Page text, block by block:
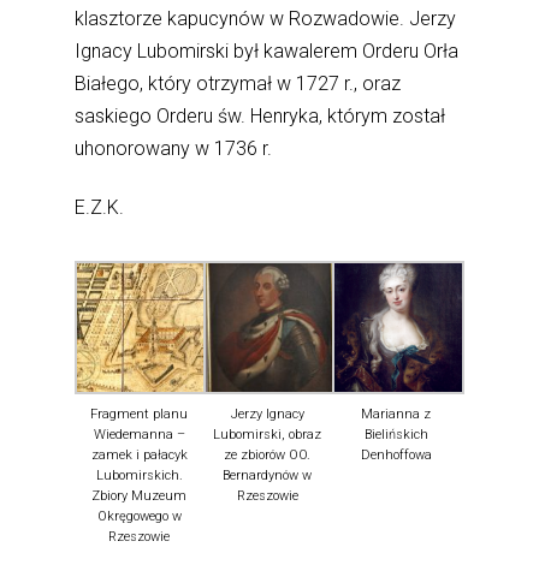
klasztorze kapucynów w Rozwadowie. Jerzy
Ignacy Lubomirski był kawalerem Orderu Orła
Białego, który otrzymał w 1727 r., oraz
saskiego Orderu św. Henryka, którym został
uhonorowany w 1736 r.
E.Z.K.
Fragment planu
Wiedemanna –
zamek i pałacyk
Lubomirskich.
Zbiory Muzeum
Okręgowego w
Rzeszowie
Jerzy Ignacy
Lubomirski, obraz
ze zbiorów OO.
Bernardynów w
Rzeszowie
Marianna z
Bielińskich
Denhoffowa